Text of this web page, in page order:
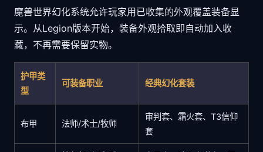
魔兽世界幻化系统允许玩家用已收集的外观覆盖装备显
示。从Legion版本开始，装备外观拾取即自动加入收
藏，不再需要保留实物。
护甲类
型
可装备职业 经典幻化套装
布甲 法师/术士/牧师
审判套、霜火套、T3信仰
套